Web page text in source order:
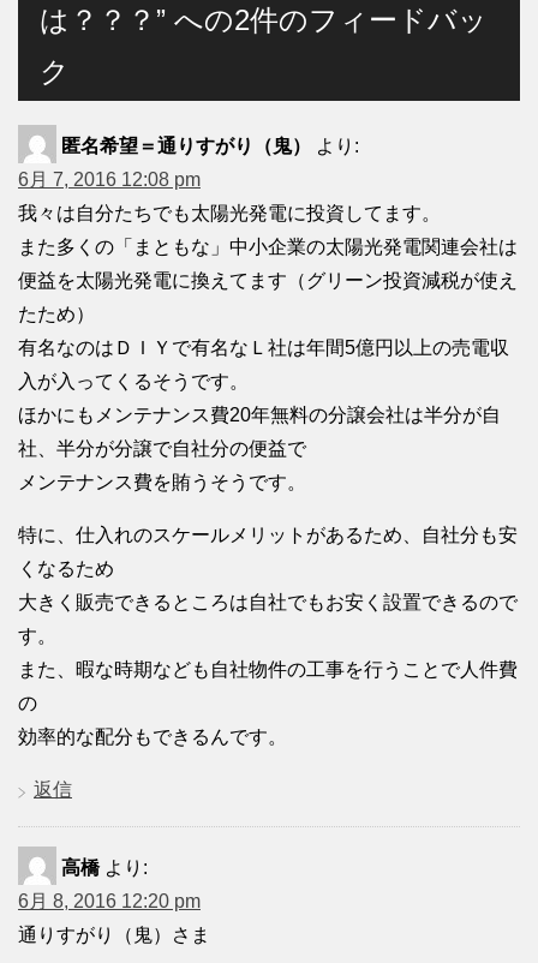
は？？？” への2件のフィードバッ
ク
匿名希望＝通りすがり（鬼）
より:
6月 7, 2016 12:08 pm
我々は自分たちでも太陽光発電に投資してます。
また多くの「まともな」中小企業の太陽光発電関連会社は
便益を太陽光発電に換えてます（グリーン投資減税が使え
たため）
有名なのはＤＩＹで有名なＬ社は年間5億円以上の売電収
入が入ってくるそうです。
ほかにもメンテナンス費20年無料の分譲会社は半分が自
社、半分が分譲で自社分の便益で
メンテナンス費を賄うそうです。
特に、仕入れのスケールメリットがあるため、自社分も安
くなるため
大きく販売できるところは自社でもお安く設置できるので
す。
また、暇な時期なども自社物件の工事を行うことで人件費
の
効率的な配分もできるんです。
返信
高橋 より:
6月 8, 2016 12:20 pm
通りすがり（鬼）さま